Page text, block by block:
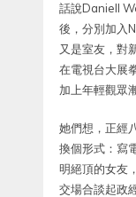
話說Daniell
後，分別加入
又是室友，對
在電視台大展
加上年輕觀眾
她們想，正經
換個形式：寫
明絕頂的女友
交場合談起政